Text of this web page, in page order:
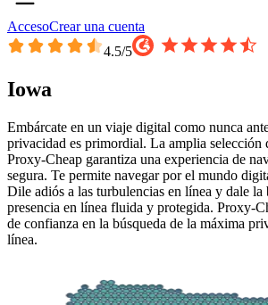
AccesoCrear una cuenta
4.5/5
Iowa
Embárcate en un viaje digital como nunca
privacidad es primordial. La amplia selección
Proxy-Cheap garantiza una experiencia de
segura. Te permite navegar por el mundo
Dile adiós a las turbulencias en línea y dale la
presencia en línea fluida y protegida. Proxy-
de confianza en la búsqueda de la máxima
línea.